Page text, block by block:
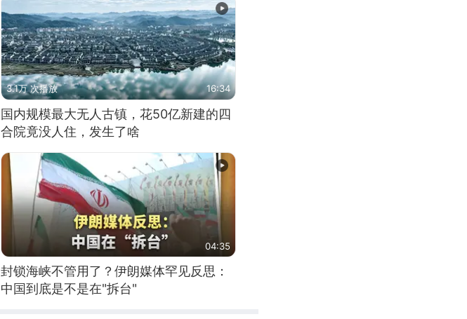
3.1万 次播放 16:34
国内规模最大无人古镇，花50亿新建的四
合院竟没人住，发生了啥
04:35
封锁海峡不管用了？伊朗媒体罕见反思：
中国到底是不是在"拆台"